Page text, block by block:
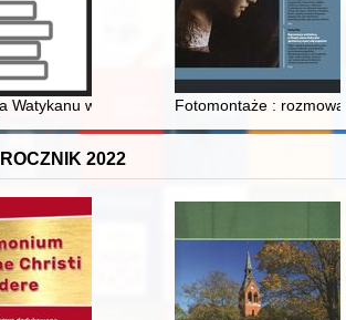
1945-1956
teatru
Watykanu wobec klęski DrugiejFotomontaże :
ROCZNIK 2022